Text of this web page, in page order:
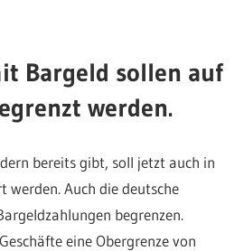
Bargeld sollen auf
werden.
bereits gibt, soll jetzt auch in
werden. Auch die deutsche
begrenzen.
eine Obergrenze von